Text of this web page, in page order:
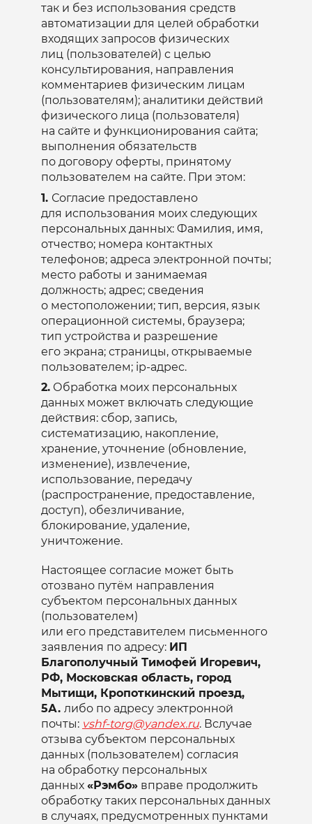
так и без использования средств
автоматизации для целей обработки
входящих запросов физических
лиц (пользователей) с целью
консультирования, направления
комментариев физическим лицам
(пользователям); аналитики действий
физического лица (пользователя)
на сайте и функционирования сайта;
выполнения обязательств
по договору оферты, принятому
пользователем на сайте. При этом:
1. Согласие предоставлено
для использования моих следующих
персональных данных: Фамилия, имя,
отчество; номера контактных
телефонов; адреса электронной почты;
место работы и занимаемая
должность; адрес; сведения
о местоположении; тип, версия, язык
операционной системы, браузера;
тип устройства и разрешение
его экрана; страницы, открываемые
пользователем; ip-адрес.
2. Обработка моих персональных
данных может включать следующие
действия: сбор, запись,
систематизацию, накопление,
хранение, уточнение (обновление,
изменение), извлечение,
использование, передачу
(распространение, предоставление,
доступ), обезличивание,
блокирование, удаление,
уничтожение.
Настоящее согласие может быть
отозвано путём направления
субъектом персональных данных
(пользователем)
или его представителем письменного
заявления по адресу: ИП
Благополучный Тимофей Игоревич,
РФ, Московская область, город
Мытищи, Кропоткинский проезд,
5А. либо по адресу электронной
почты: vshf-torg@yandex.ru. Вслучае
отзыва субъектом персональных
данных (пользователем) согласия
на обработку персональных
данных «Рэмбо» вправе продолжить
обработку таких персональных данных
в случаях, предусмотренных пунктами